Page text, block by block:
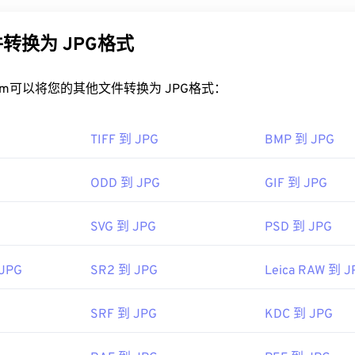
他值得考虑的优秀程序包括
产品（例如 Microsoft Windows Live Photo Gallery），请务
工具来转换您的 CRW 文件。此外，您还可以使用
压缩工具将文件大小减少高达 80%！
、图像编辑器或网页浏览器中打开它。要选择特定的应用程序
等主流网页浏览器、Microsoft Photos 等 Microsoft应用
换为 JPG格式
可以将您的其他文件转换为 JPG格式：
TIFF 到 JPG BMP 到 JPG
ODD 到 JPG GIF 到 JPG
SVG 到 JPG PSD 到 JPG
SR2 到 JPG Leica RAW 到
SRF 到 JPG KDC 到 JPG